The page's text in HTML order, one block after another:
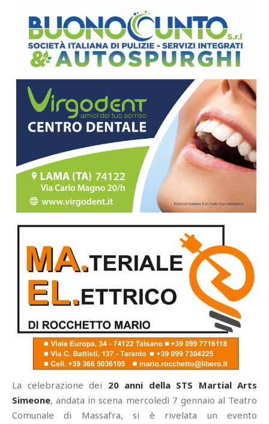
La celebrazione dei 20 anni della STS Martial Arts
Simeone, andata in scena mercoledì 7 gennaio al Teatro
Comunale di Massafra, si è rivelata un evento